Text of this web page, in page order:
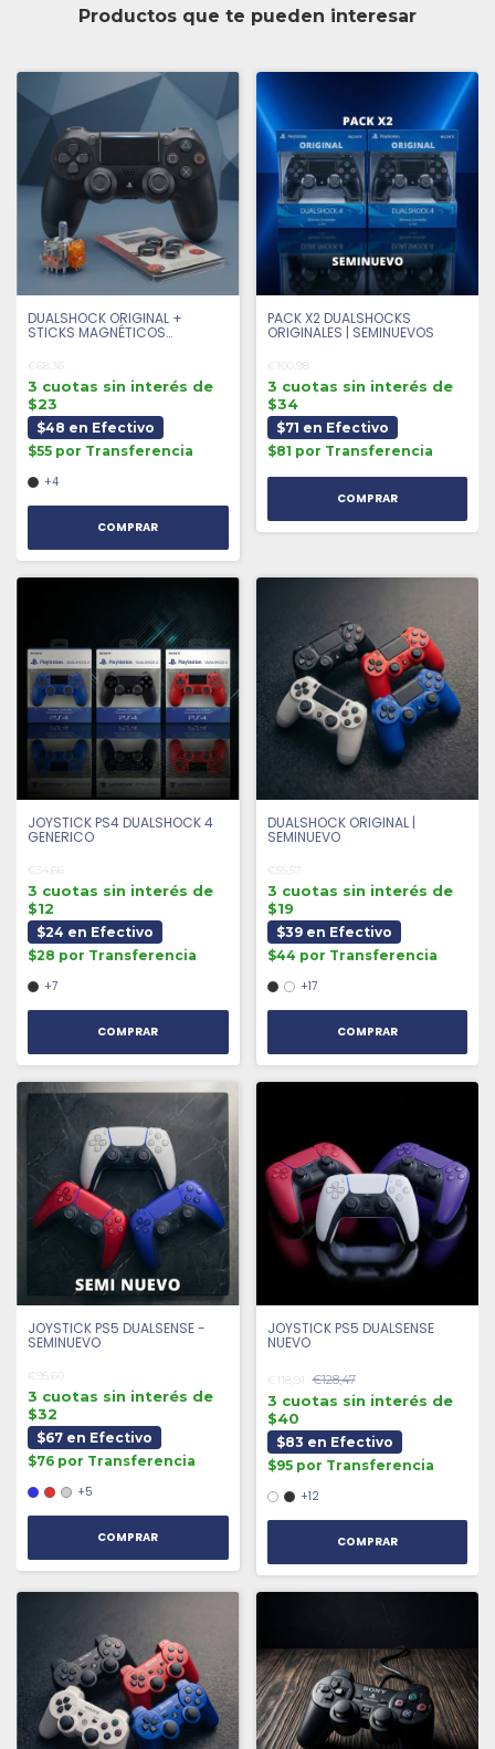
Productos que te pueden interesar
DUALSHOCK ORIGINAL +
STICKS MAGNÉTICOS
SEMINUEVO
€68,36
3 cuotas sin interés de
$23
$48 en Efectivo
$55 por Transferencia
+4
COMPRAR
PACK X2 DUALSHOCKS
ORIGINALES | SEMINUEVOS
€100,98
3 cuotas sin interés de
$34
$71 en Efectivo
$81 por Transferencia
JOYSTICK PS4 DUALSHOCK 4
GENERICO
€34,66
3 cuotas sin interés de
$12
$24 en Efectivo
$28 por Transferencia
+7
COMPRAR
DUALSHOCK ORIGINAL |
SEMINUEVO
€55,57
3 cuotas sin interés de
$19
$39 en Efectivo
$44 por Transferencia
+17
COMPRAR
JOYSTICK PS5 DUALSENSE -
SEMINUEVO
€95,60
3 cuotas sin interés de
$32
$67 en Efectivo
$76 por Transferencia
+5
COMPRAR
JOYSTICK PS5 DUALSENSE
NUEVO
€118,91 €128,47
3 cuotas sin interés de
$40
$83 en Efectivo
$95 por Transferencia
+12
COMPRAR